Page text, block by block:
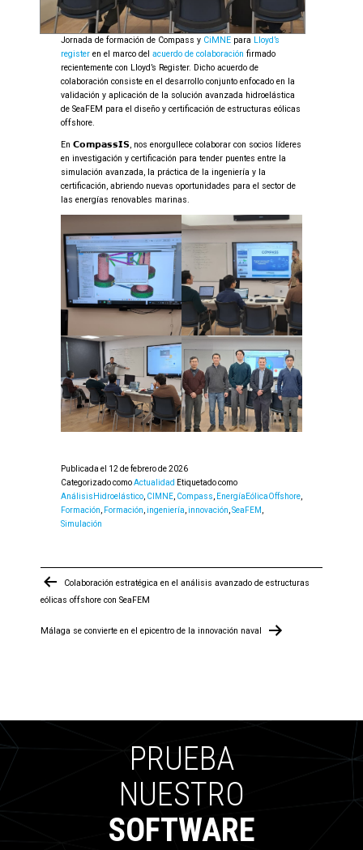
Jornada de formación de Compass y CiMNE para Lloyd’s
register en el marco del acuerdo de colaboración firmado
recientemente con Lloyd’s Register. Dicho acuerdo de
colaboración consiste en el desarrollo conjunto enfocado en la
validación y aplicación de la solución avanzada hidroelástica
de SeaFEM para el diseño y certificación de estructuras eólicas
offshore.
En 𝗖𝗼𝗺𝗽𝗮𝘀𝘀𝗜𝗦, nos enorgullece colaborar con socios líderes
en investigación y certificación para tender puentes entre la
simulación avanzada, la práctica de la ingeniería y la
certificación, abriendo nuevas oportunidades para el sector de
las energías renovables marinas.
Publicada el 12 de febrero de 2026
Categorizado comoActualidad Etiquetado como
AnálisisHidroelástico CIMNE Compass EnergíaEólicaOffshore
Formación
Formación ingeniería innovación SeaFEM
Simulación
Navegación
de
Colaboración estratégica en el análisis avanzado de estructuras
eólicas offshore con SeaFEM
Málaga se convierte en el epicentro de la innovación naval
PRUEBA
NUESTRO
SOFTWARE